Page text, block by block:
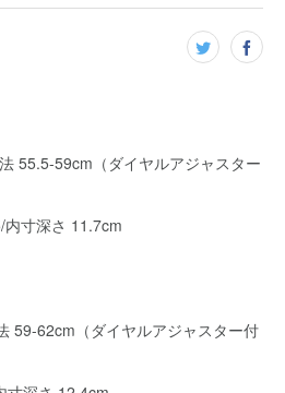
55.5-59cm（ダイヤルアジャスター
寸深さ 11.7cm
59-62cm（ダイヤルアジャスター付